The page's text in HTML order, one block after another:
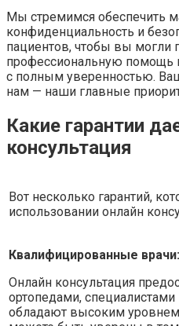
Мы стремимся обеспечить
конфиденциальность и
пациентов, чтобы вы могли
профессиональную помощь
с полным уверенностью.
нам — наши главные
Какие гарантии
консультация
Вот несколько гарантий,
использовании онлайн
Квалифицированные врачи:
Онлайн консультация
ортопедами,
обладают высоким